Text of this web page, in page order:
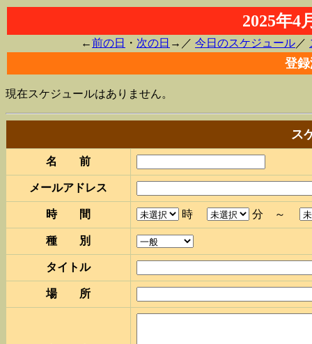
2025年
←前の日 ・ 次の日 →／ 今日のスケジュール ／
登
現在スケジュールはありません。
ス
名 前
メールアドレス
時 間 時 分 ～
種 別
タイトル
場 所